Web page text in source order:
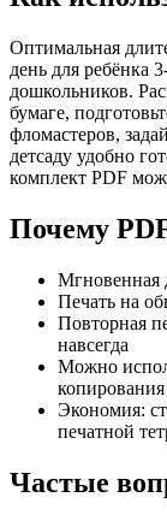
Обвожу и
Осенние
Осенние
Осенние
Осенний бал
Осенняя
От точки к
Первые
Пересказки
Прописи
Развитие
Раскраски
Раскраски.
Руки не для
Скорочтение
Состав числа
Сосчитай и
Сравнение
Оптимальная
день для ребёнка
дошкольников.
бумаге,
фломастеров,
детсаду удобно
комплект PDF
Почему
Мгновенная
Печать на
Повторная
навсегда
Можно
копирования
Экономия:
печатной
Частые